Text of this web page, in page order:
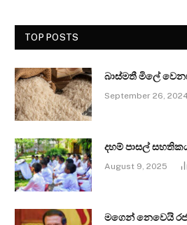
TOP POSTS
බාස්මතී මිලේ
September 26,
දහම් පාසල්
August 9, 2025
මගෙන් නෙවෙයි